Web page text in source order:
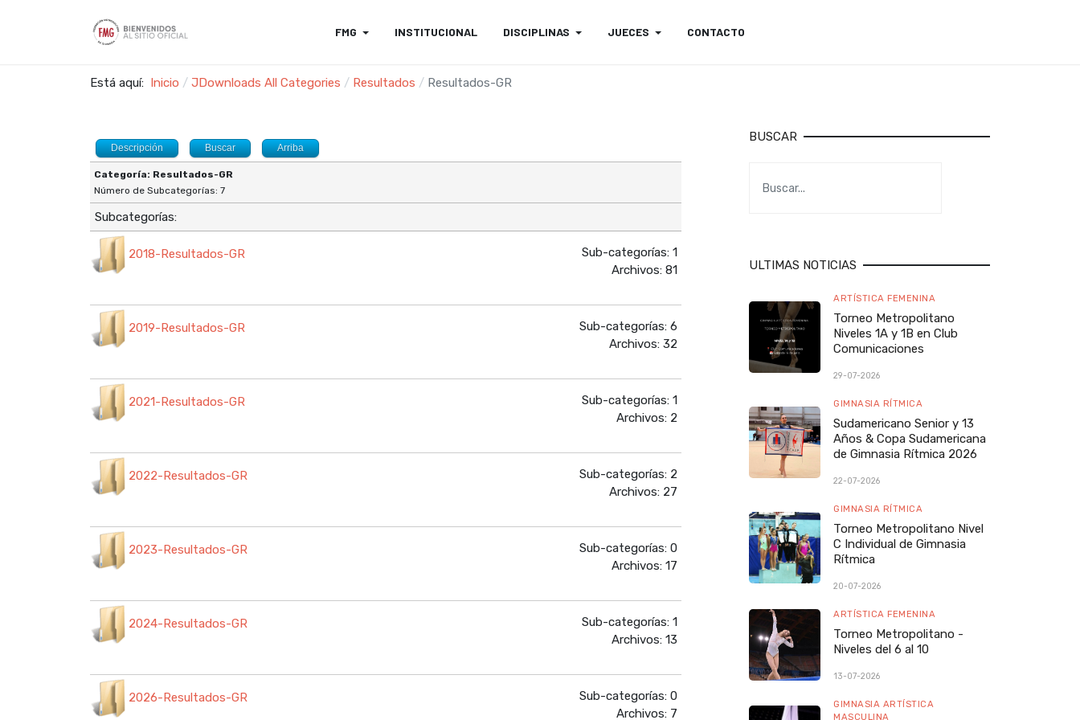
FMG INSTITUCIONAL DISCIPLINAS JUECES CONTACTO
Está aquí: Inicio JDownloads All Categories Resultados Resultados-GR
Descripción Buscar Arriba
Categoría: Resultados-GR
Número de Subcategorías: 7
Subcategorías:
2018-Resultados-GR
Sub-categorías: 1
Archivos: 81
2019-Resultados-GR
Sub-categorías: 6
Archivos: 32
2021-Resultados-GR
Sub-categorías: 1
Archivos: 2
2022-Resultados-GR
Sub-categorías: 2
Archivos: 27
2023-Resultados-GR
Sub-categorías: 0
Archivos: 17
2024-Resultados-GR
Sub-categorías: 1
Archivos: 13
2026-Resultados-GR
Sub-categorías: 0
Archivos: 7
BUSCAR
ULTIMAS NOTICIAS
ARTÍSTICA FEMENINA
Torneo Metropolitano
Niveles 1A y 1B en Club
Comunicaciones
29-07-2026
GIMNASIA RÍTMICA
Sudamericano Senior y 13
Años & Copa Sudamericana
de Gimnasia Rítmica 2026
22-07-2026
GIMNASIA RÍTMICA
Torneo Metropolitano Nivel
C Individual de Gimnasia
Rítmica
20-07-2026
ARTÍSTICA FEMENINA
Torneo Metropolitano -
Niveles del 6 al 10
13-07-2026
GIMNASIA ARTÍSTICA
MASCULINA